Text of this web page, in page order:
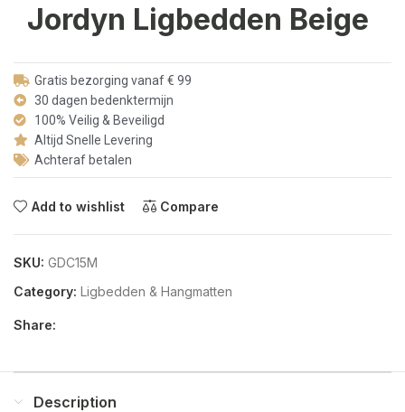
Jordyn Ligbedden Beige
Gratis bezorging vanaf € 99
30 dagen bedenktermijn
100% Veilig & Beveiligd
Altijd Snelle Levering
Achteraf betalen
Add to wishlist Compare
SKU: GDC15M
Category: Ligbedden & Hangmatten
Share:
Description